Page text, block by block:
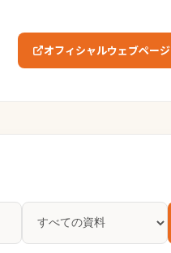
オフィシャルウェブページ